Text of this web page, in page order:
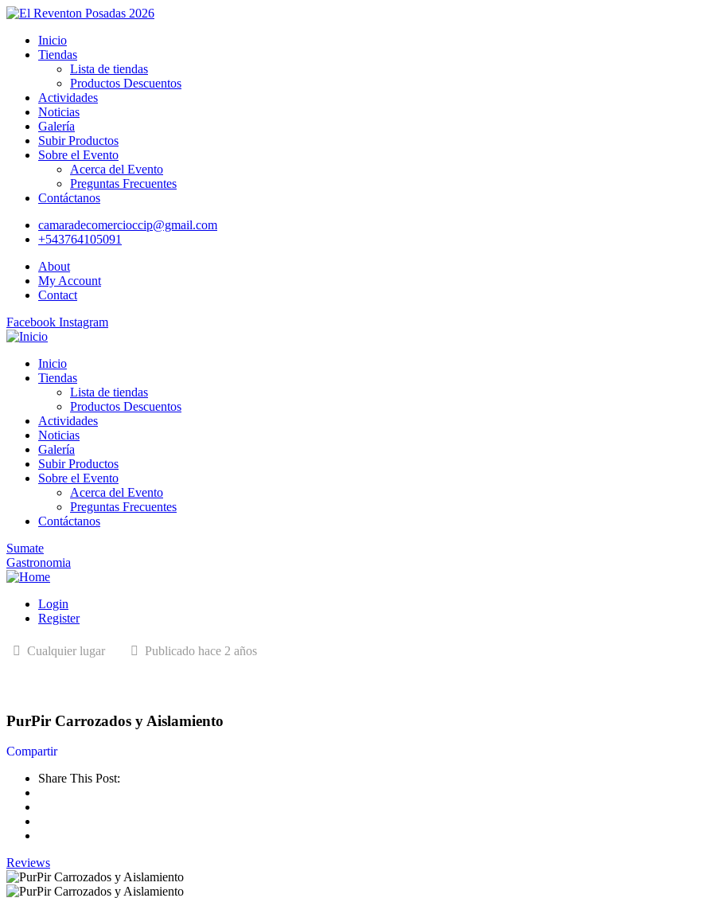
Inicio
Tiendas
Lista de tiendas
Productos Descuentos
Actividades
Noticias
Galería
Subir Productos
Sobre el Evento
Acerca del Evento
Preguntas Frecuentes
Contáctanos
camaradecomercioccip@gmail.com
+543764105091
About
My Account
Contact
Facebook Instagram
Inicio
Tiendas
Lista de tiendas
Productos Descuentos
Actividades
Noticias
Galería
Subir Productos
Sobre el Evento
Acerca del Evento
Preguntas Frecuentes
Contáctanos
Sumate
Gastronomia
Login
Register
Cualquier lugar Publicado hace 2 años
PurPir Carrozados y Aislamiento
Share This Post:
Reviews